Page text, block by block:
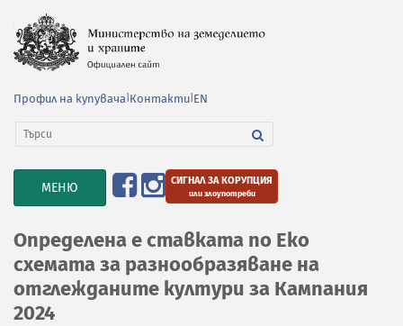
Профил на купувача Контакти EN
TOGGLE
NAVIGATION
МЕНЮ СИГНАЛ ЗА КОРУПЦИЯ
или злоупотреби
Определена е ставката по Еко
схемата за разнообразяване на
отглежданите култури за Кампания
2024